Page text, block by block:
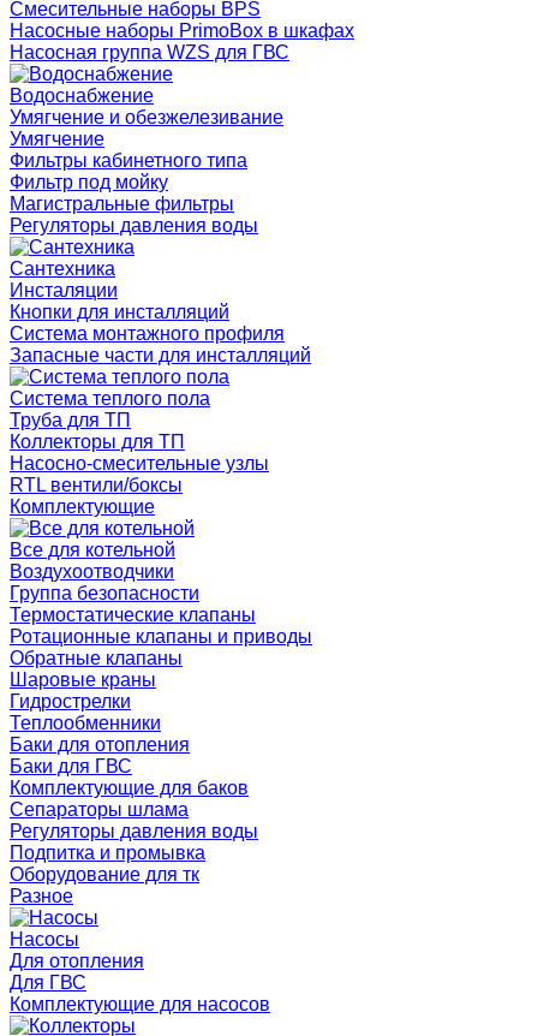
Смесительные наборы BPS
Насосные наборы PrimoBox в шкафах
Насосная группа WZS для ГВС
Водоснабжение
Умягчение и обезжелезивание
Умягчение
Фильтры кабинетного типа
Фильтр под мойку
Магистральные фильтры
Регуляторы давления воды
Сантехника
Инсталяции
Кнопки для инсталляций
Система монтажного профиля
Запасные части для инсталляций
Система теплого пола
Труба для ТП
Коллекторы для ТП
Насосно-смесительные узлы
RTL вентили/боксы
Комплектующие
Все для котельной
Воздухоотводчики
Группа безопасности
Термостатические клапаны
Ротационные клапаны и приводы
Обратные клапаны
Шаровые краны
Гидрострелки
Теплообменники
Баки для отопления
Баки для ГВС
Комплектующие для баков
Сепараторы шлама
Регуляторы давления воды
Подпитка и промывка
Оборудование для тк
Разное
Насосы
Для отопления
Для ГВС
Комплектующие для насосов